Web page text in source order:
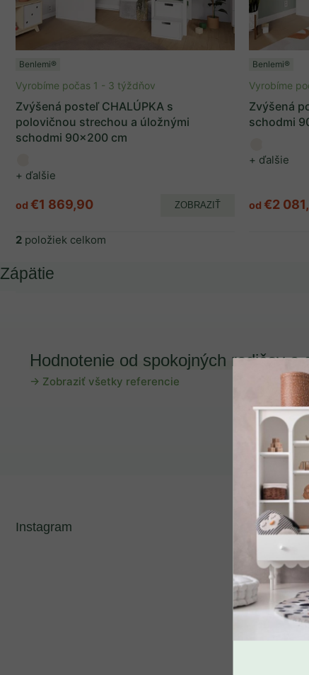
200 cm
So schodíkmi 2
Značka
Benlemi®
Zvýšená posteľ CHALÚPKA s
polovičnou strechou a úložnými
schodmi 90x200 cm
+ ďalšie
Vyrobíme počas 1 - 3 týždňov
od €1 869,90 ZOBRAZIŤ
Benlemi®
Zvýšená
schodmi
+ ďalšie
Vyrobíme
od €2
2 položiek celkom
Zápätie
Hodnotenie od spokojných rodičov a
→ Zobraziť všetky referencie
Instagram